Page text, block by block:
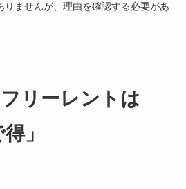
りませんが、理由を確認する必要があ
リーレントは
」